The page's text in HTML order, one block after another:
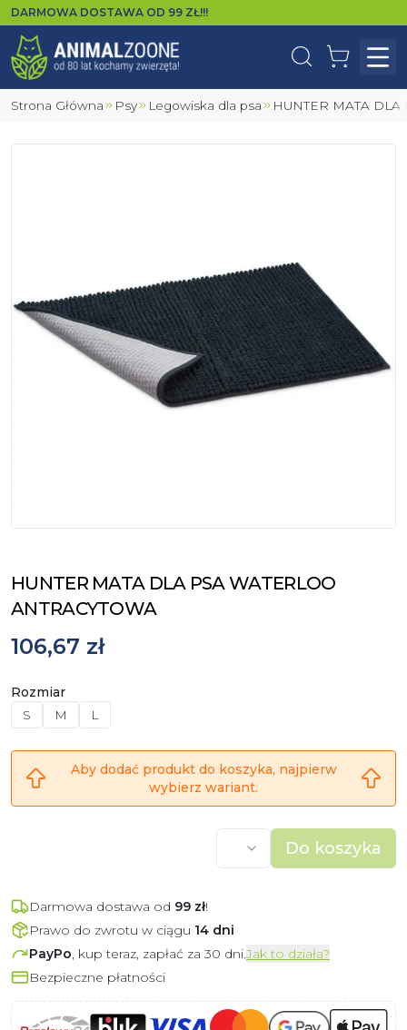
DARMOWA DOSTAWA OD 99 ZŁ!!!
WyszukajKoszyk
Strona Główna Psy Legowiska dla psa HUNTER MATA
HUNTER MATA DLA PSA WATERLOO
ANTRACYTOWA
106,67 zł
Rozmiar
S
M L
Aby dodać produkt do koszyka, najpierw
wybierz wariant.
Do koszyka
Darmowa dostawa od 99 zł!
Prawo do zwrotu w ciągu 14 dni
PayPo, kup teraz, zapłać za 30 dni.Jak to działa?
Bezpieczne płatności